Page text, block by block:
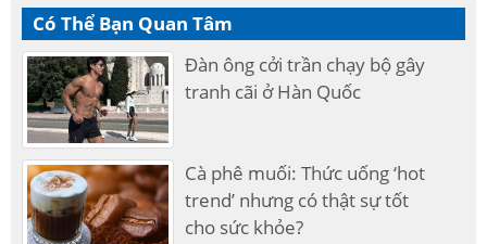
Có Thể Bạn Quan Tâm
Đàn ông cởi trần chạy bộ gây
tranh cãi ở Hàn Quốc
Cà phê muối: Thức uống ‘hot
trend’ nhưng có thật sự tốt
cho sức khỏe?